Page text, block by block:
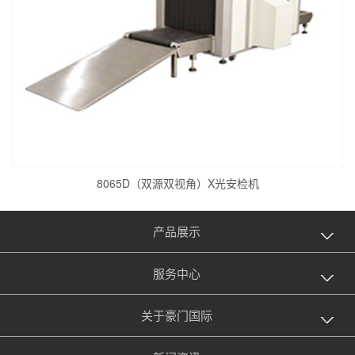
8065D（双源双视角）X光安检机
产品展示
服务中心
关于豪门国际